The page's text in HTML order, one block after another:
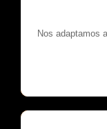
Nos adaptamos